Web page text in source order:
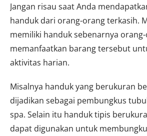
Jangan risau saat Anda
handuk dari orang-orang terkasih.
memiliki handuk sebenarnya
memanfaatkan barang tersebut
aktivitas harian.
Misalnya handuk yang berukuran
dijadikan sebagai pembungkus
spa. Selain itu handuk tipis
dapat digunakan untuk